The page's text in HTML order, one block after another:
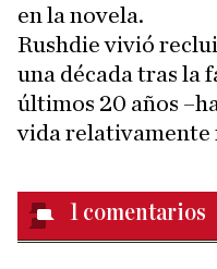
en la novela.
Rushdie vivió
una década tras la
últimos 20 años
vida relativamente
1 comentarios